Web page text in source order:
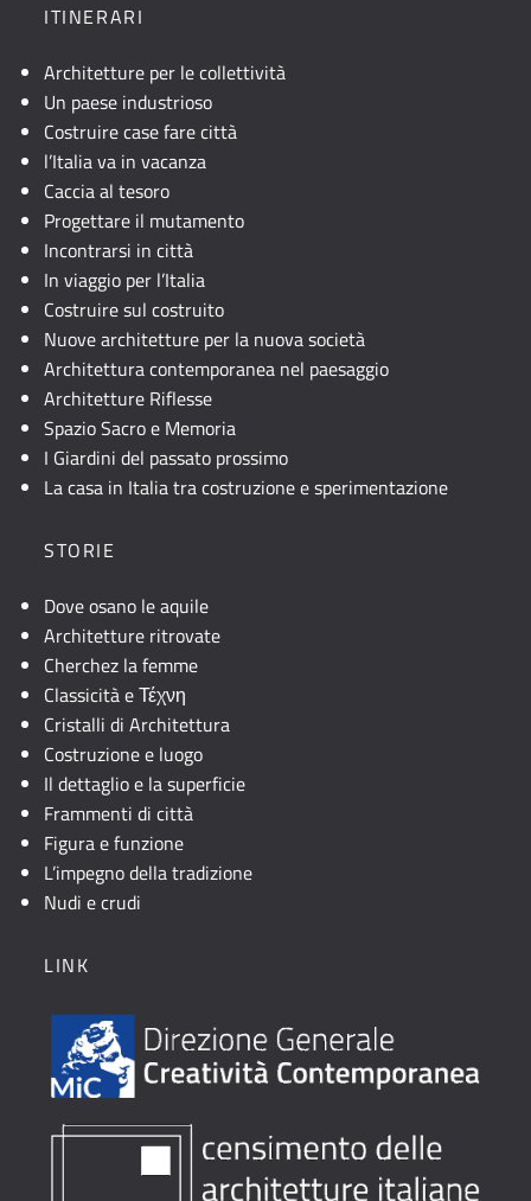
ITINERARI
Architetture per le collettività
Un paese industrioso
Costruire case fare città
l’Italia va in vacanza
Caccia al tesoro
Progettare il mutamento
Incontrarsi in città
In viaggio per l’Italia
Costruire sul costruito
Nuove architetture per la nuova società
Architettura contemporanea nel paesaggio
Architetture Riflesse
Spazio Sacro e Memoria
I Giardini del passato prossimo
La casa in Italia tra costruzione e sperimentazione
STORIE
Dove osano le aquile
Architetture ritrovate
Cherchez la femme
Classicità e Τέχνη
Cristalli di Architettura
Costruzione e luogo
Il dettaglio e la superficie
Frammenti di città
Figura e funzione
L’impegno della tradizione
Nudi e crudi
LINK